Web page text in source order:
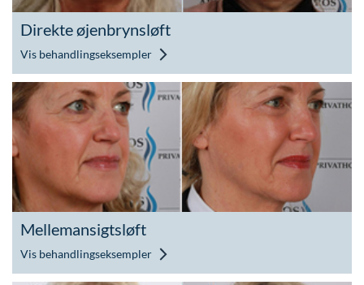
Direkte øjenbrynsløft
Vis behandlingseksempler
Mellemansigtsløft
Vis behandlingseksempler